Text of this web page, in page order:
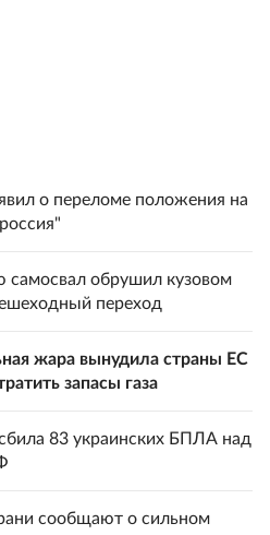
о переломе положения на
обрушил кузовом
переход
жара вынудила страны ЕС
запасы газа
83 украинских БПЛА над
сообщают о сильном